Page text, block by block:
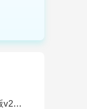
DJI Ronin app安卓版v2.1.8